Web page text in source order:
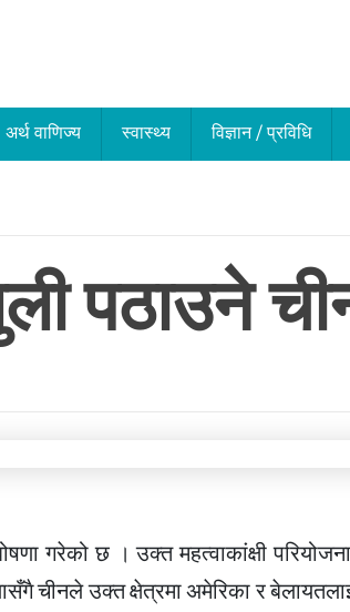
अर्थ वाणिज्य स्वास्थ्य विज्ञान / प्रविधि
पठाउने
गरेको छ । उक्त महत्वाकांक्षी
चीनले उक्त क्षेत्रमा अमेरिका र